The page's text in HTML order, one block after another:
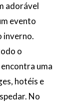
adorável
evento
inverno.
o
uma
hotéis e
No